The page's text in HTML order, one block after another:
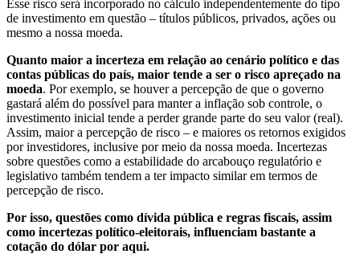
Esse risco será incorporado no cálculo independentemente do tipo
de investimento em questão – títulos públicos, privados, ações ou
mesmo a nossa moeda.
Quanto maior a incerteza em relação ao cenário político e das
contas públicas do país, maior tende a ser o risco apreçado na
moeda. Por exemplo, se houver a percepção de que o governo
gastará além do possível para manter a inflação sob controle, o
investimento inicial tende a perder grande parte do seu valor (real).
Assim, maior a percepção de risco – e maiores os retornos exigidos
por investidores, inclusive por meio da nossa moeda. Incertezas
sobre questões como a estabilidade do arcabouço regulatório e
legislativo também tendem a ter impacto similar em termos de
percepção de risco.
Por isso, questões como dívida pública e regras fiscais, assim
como incertezas político-eleitorais, influenciam bastante a
cotação do dólar por aqui.